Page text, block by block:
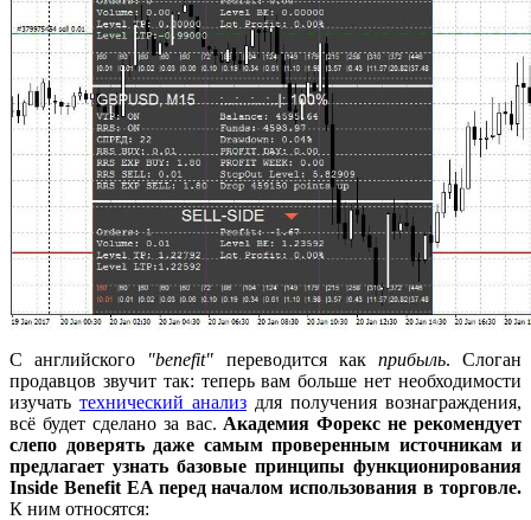
С английского "benefit" переводится как прибыль. Слоган
продавцов звучит так: теперь вам больше нет необходимости
изучать технический анализ для получения вознаграждения,
всё будет сделано за вас. Академия Форекс не рекомендует
слепо доверять даже самым проверенным источникам и
предлагает узнать базовые принципы функционирования
Inside Benefit EA перед началом использования в торговле.
К ним относятся: